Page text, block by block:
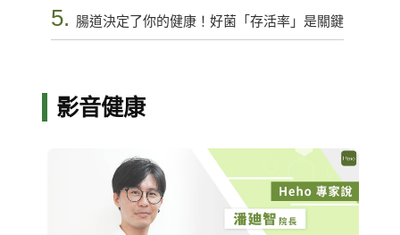
5. 腸道決定了你的健康！好菌「存活率」是關鍵
影音健康